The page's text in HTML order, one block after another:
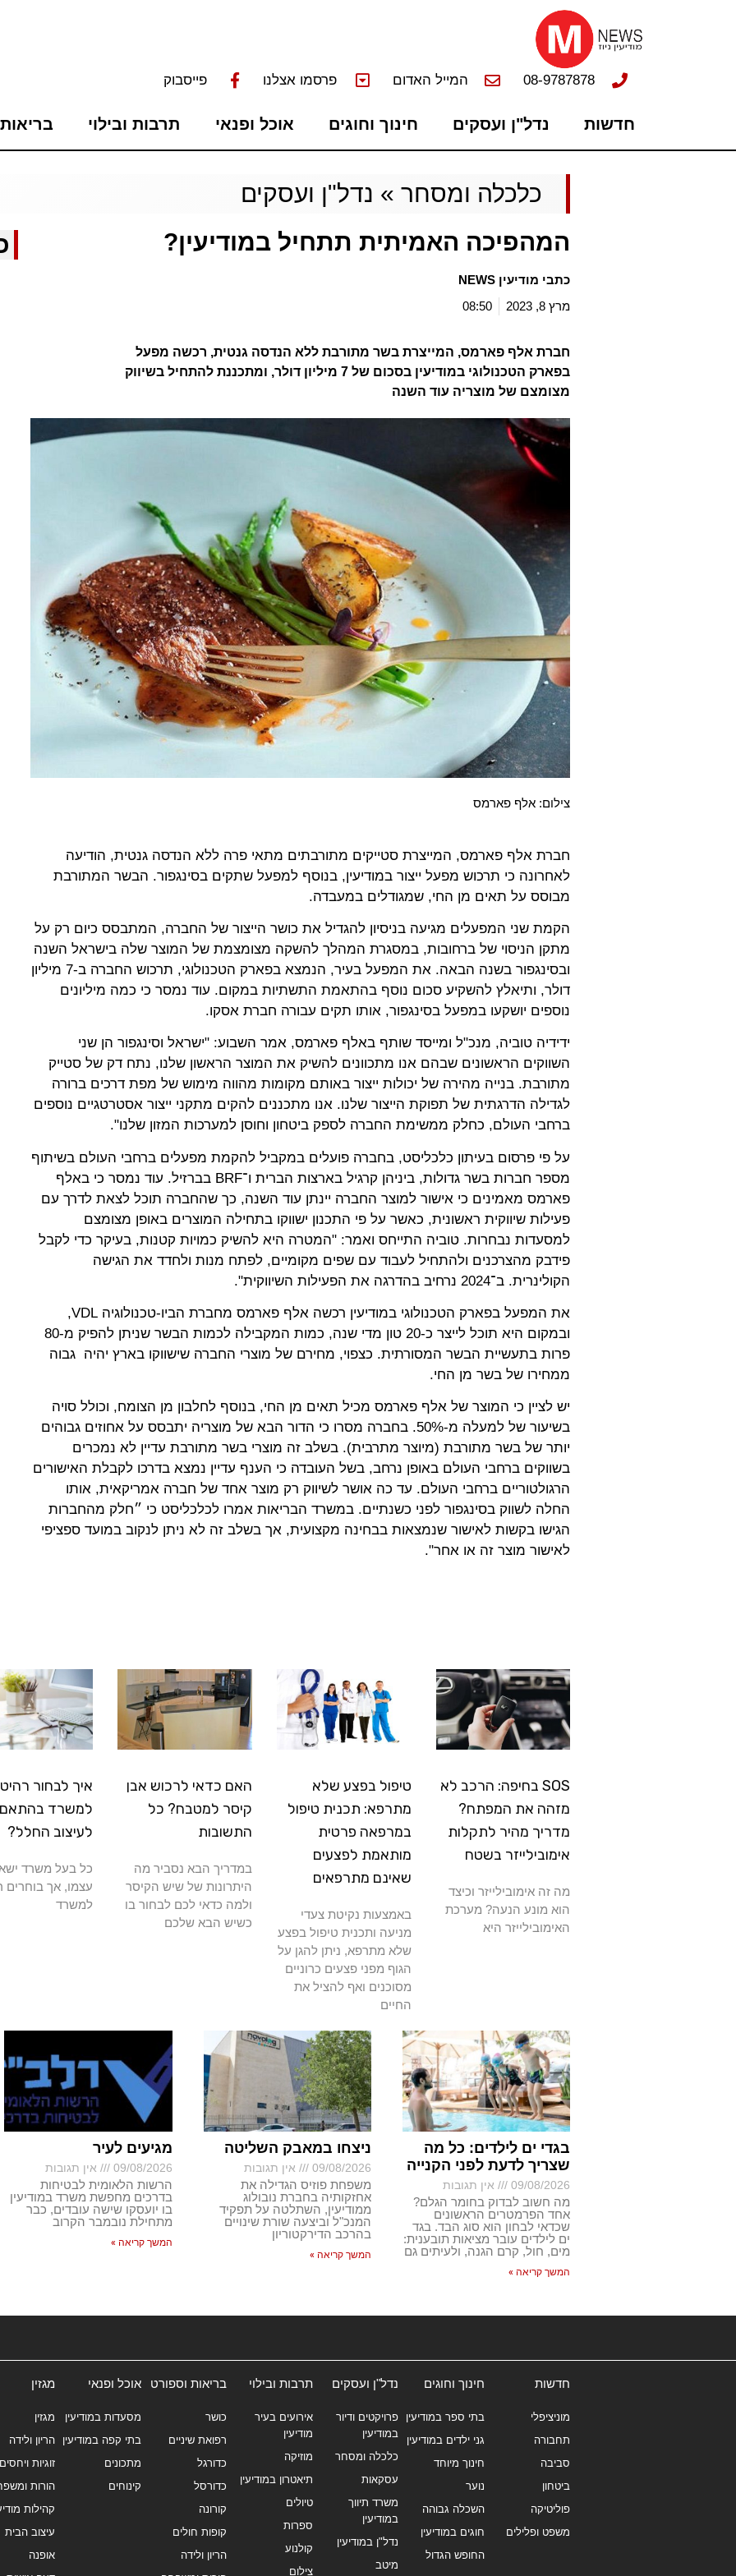
08-9787878 המייל האדום פרסמו אצלנו פייסבוק
חדשות נדל"ן ועסקים חינוך וחוגים אוכל ופנאי תרבות ובילוי
כלכלה ומסחר » נדל"ן ועסקים
המהפיכה האמיתית תתחיל במודיעין?
כתבי מודיעין NEWS
מרץ 8, 2023
08:50
חברת אלף פארמס, המייצרת בשר מתורבת ללא הנדסה גנטית, רכשה מפעל
בפארק הטכנולוגי במודיעין בסכום של 7 מיליון דולר, ומתכננת להתחיל בשיווק
מצומצם של מוצריה עוד השנה
צילום: אלף פארמס
חברת אלף פארמס, המייצרת סטייקים מתורבתים מתאי פרה ללא הנדסה גנטית, הודיעה
לאחרונה כי תרכוש מפעל ייצור במודיעין, בנוסף למפעל שתקים בסינגפור. הבשר המתורבת
מבוסס על תאים מן החי, שמגודלים במעבדה.
הקמת שני המפעלים מגיעה בניסיון להגדיל את כושר הייצור של החברה, המתבסס כיום רק על
מתקן הניסוי של ברחובות, במסגרת המהלך להשקה מצומצמת של המוצר שלה בישראל השנה
ובסינגפור בשנה הבאה. את המפעל בעיר, הנמצא בפארק הטכנולוגי, תרכוש החברה ב-7 מיליון
דולר, ותיאלץ להשקיע סכום נוסף בהתאמת התשתיות במקום. עוד נמסר כי כמה מיליונים
נוספים יושקעו במפעל בסינגפור, אותו תקים עבורה חברת אסקו.
ידידיה טוביה, מנכ"ל ומייסד שותף באלף פארמס, אמר השבוע: "ישראל וסינגפור הן שני
השווקים הראשונים שבהם אנו מתכוונים להשיק את המוצר הראשון שלנו, נתח דק של סטייק
מתורבת. בנייה מהירה של יכולות ייצור באותם מקומות מהווה מימוש של מפת דרכים ברורה
לגדילה הדרגתית של תפוקת הייצור שלנו. אנו מתכננים להקים מתקני ייצור אסטרטגיים נוספים
ברחבי העולם, כחלק ממשימת החברה לספק ביטחון וחוסן למערכות המזון שלנו".
על פי פרסום בעיתון כלכליסט, בחברה פועלים במקביל להקמת מפעלים ברחבי העולם בשיתוף
מספר חברות בשר גדולות, ביניהן קרגיל בארצות הברית ו־BRF בברזיל. עוד נמסר כי באלף
פארמס מאמינים כי אישור למוצר החברה יינתן עוד השנה, כך שהחברה תוכל לצאת לדרך עם
פעילות שיווקית ראשונית, כאשר על פי התכנון ישווקו בתחילה המוצרים באופן מצומצם
למסעדות נבחרות. טוביה התייחס ואמר: "המטרה היא להשיק כמויות קטנות, בעיקר כדי לקבל
פידבק מהצרכנים ולהתחיל לעבוד עם שפים מקומיים, לפתח מנות ולחדד את הגישה
הקולינרית. ב־2024 נרחיב בהדרגה את הפעילות השיווקית".
את המפעל בפארק הטכנולוגי במודיעין רכשה אלף פארמס מחברת הביו-טכנולוגיה VDL,
ובמקום היא תוכל לייצר כ-20 טון מדי שנה, כמות המקבילה לכמות הבשר שניתן להפיק מ-80
פרות בתעשיית הבשר המסורתית. כצפוי, מחירם של מוצרי החברה שישווקו בארץ יהיה גבוה
ממחירו של בשר מן החי.
יש לציין כי המוצר של אלף פארמס מכיל תאים מן החי, בנוסף לחלבון מן הצומח, וכולל סויה
בשיעור של למעלה מ-50%. בחברה מסרו כי הדור הבא של מוצריה יתבסס על אחוזים גבוהים
יותר של בשר מתורבת (מיוצר מתרבית). בשלב זה מוצרי בשר מתורבת עדיין לא נמכרים
בשווקים ברחבי העולם באופן נרחב, בשל העובדה כי הענף עדיין נמצא בדרכו לקבלת האישורים
הרגולטוריים ברחבי העולם. עד כה אושר לשיווק רק מוצר אחד של חברה אמריקאית, אותו
החלה לשווק בסינגפור לפני כשנתיים. במשרד הבריאות אמרו לכלכליסט כי ״חלק מהחברות
הגישו בקשות לאישור שנמצאות בבחינה מקצועית, אך בשלב זה לא ניתן לנקוב במועד ספציפי
לאישור מוצר זה או אחר".
SOS בחיפה: הרכב לא
מזהה את המפתח?
מדריך מהיר לתקלות
אימובילייזר בשטח
מה זה אימובילייזר וכיצד
הוא מונע הנעה? מערכת
האימובילייזר היא
טיפול בפצע שלא
מתרפא: תכנית טיפול
במרפאה פרטית
מותאמת לפצעים
שאינם מתרפאים
באמצעות נקיטת צעדי
מניעה ותכנית טיפול בפצע
שלא מתרפא, ניתן להגן על
הגוף מפני פצעים כרוניים
מסוכנים ואף להציל את
החיים
האם כדאי לרכוש אבן
קיסר למטבח? כל
התשובות
במדריך הבא נסביר מה
היתרונות של שיש הקיסר
ולמה כדאי לכם לבחור בו
כשיש הבא שלכם
איך לבחור
למשרד
לעיצוב החלל?
כל בעל משרד
עצמו, אך בוחרים
למשרד
בגדי ים לילדים: כל מה
שצריך לדעת לפני הקנייה
09/08/2026 אין תגובות
מה חשוב לבדוק בחומר הגלם?
אחד הפרמטרים הראשונים
שכדאי לבחון הוא סוג הבד. בגד
ים לילדים עובר מציאות תובענית:
מים, חול, קרם הגנה, ולעיתים גם
המשך קריאה »
ניצחו במאבק השליטה
09/08/2026 אין תגובות
משפחת פוזיס הגדילה את
אחזקותיה בחברת נובולוג
ממודיעין, השתלטה על תפקיד
המנכ"ל וביצעה שורת שינויים
בהרכב הדירקטוריון
המשך קריאה »
מגיעים לעיר
09/08/2026 אין תגובות
הרשות הלאומית לבטיחות
בדרכים מחפשת משרד במודיעין
בו יועסקו שישה עובדים, כבר
מתחילת נובמבר הקרוב
המשך קריאה »
חדשות
מוניציפלי
תחבורה
סביבה
ביטחון
פוליטיקה
משפט ופלילים
חינוך וחוגים
בתי ספר במודיעין
גני ילדים במודיעין
חינוך מיוחד
נוער
השכלה גבוהה
חוגים במודיעין
החופש הגדול
נדל"ן ועסקים
פרויקטים ודיור
במודיעין
כלכלה ומסחר
עסקאות
משרד תיווך
במודיעין
נדל"ן במודיעין
מיטב
תרבות ובילוי
אירועים בעיר
מודיעין
מוזיקה
תיאטרון במודיעין
טיולים
ספרות
קולנוע
צילום
בריאות וספורט
כושר
רפואת שיניים
כדורגל
כדורסל
קורונה
קופות חולים
הריון ולידה
אוכל ופנאי
מסעדות במודיעין
בתי קפה במודיעין
מתכונים
קינוחים
מגזין
מגזין
הריון ולידה
זוגיות ויחסים
הורות
קהילות
עיצוב הבית
אופנה